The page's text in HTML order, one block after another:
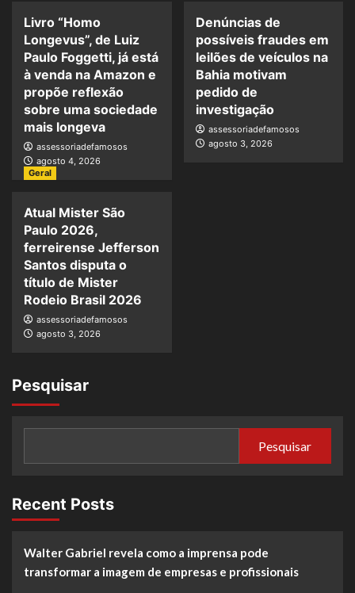
Livro “Homo
Longevus”, de Luiz
Paulo Foggetti, já está
à venda na Amazon e
propõe reflexão
sobre uma sociedade
mais longeva
assessoriadefamosos
agosto 4, 2026
Denúncias de
possíveis fraudes em
leilões de veículos na
Bahia motivam
pedido de
investigação
assessoriadefamosos
agosto 3, 2026
Geral
Atual Mister São
Paulo 2026,
ferreirense Jefferson
Santos disputa o
título de Mister
Rodeio Brasil 2026
assessoriadefamosos
agosto 3, 2026
Pesquisar
Pesquisar
Recent Posts
Walter Gabriel revela como a imprensa pode
transformar a imagem de empresas e profissionais